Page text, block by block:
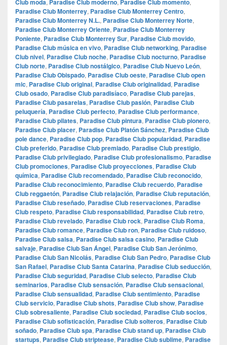
Club moda, Paradise Club moderno, Paradise Club momento,
Paradise Club Monterrey, Paradise Club Monterrey Centro,
Paradise Club Monterrey N.L., Paradise Club Monterrey Norte,
Paradise Club Monterrey Oriente, Paradise Club Monterrey
Poniente, Paradise Club Monterrey Sur, Paradise Club movido,
Paradise Club música en vivo, Paradise Club networking, Paradise
Club nivel, Paradise Club noche, Paradise Club nocturno, Paradise
Club norte, Paradise Club nostálgico, Paradise Club Nuevo León,
Paradise Club Obispado, Paradise Club oeste, Paradise Club open
mic, Paradise Club original, Paradise Club originalidad, Paradise
Club osado, Paradise Club paradisíaco, Paradise Club parejas,
Paradise Club pasarelas, Paradise Club pasión, Paradise Club
peluquería, Paradise Club perfecto, Paradise Club performance,
Paradise Club pilates, Paradise Club pintura, Paradise Club pionero,
Paradise Club placer, Paradise Club Platón Sánchez, Paradise Club
pole dance, Paradise Club pop, Paradise Club popularidad, Paradise
Club preferido, Paradise Club premiado, Paradise Club prestigio,
Paradise Club privilegiado, Paradise Club profesionalismo, Paradise
Club promociones, Paradise Club proyecciones, Paradise Club
química, Paradise Club recomendado, Paradise Club reconocido,
Paradise Club reconocimiento, Paradise Club recuerdo, Paradise
Club reggaetón, Paradise Club relajación, Paradise Club reputación,
Paradise Club reseñado, Paradise Club reservaciones, Paradise
Club respeto, Paradise Club responsabilidad, Paradise Club retro,
Paradise Club revelado, Paradise Club rock, Paradise Club Roma,
Paradise Club romance, Paradise Club ron, Paradise Club ruidoso,
Paradise Club salsa, Paradise Club salsa casino, Paradise Club
salvaje, Paradise Club San Ángel, Paradise Club San Jerónimo,
Paradise Club San Nicolás, Paradise Club San Pedro, Paradise Club
San Rafael, Paradise Club Santa Catarina, Paradise Club seducción,
Paradise Club seguridad, Paradise Club selecto, Paradise Club
seminarios, Paradise Club sensación, Paradise Club sensacional,
Paradise Club sensualidad, Paradise Club sentimiento, Paradise
Club servicio, Paradise Club shots, Paradise Club show, Paradise
Club sobresaliente, Paradise Club sociedad, Paradise Club socios,
Paradise Club sofisticación, Paradise Club solteros, Paradise Club
soñado, Paradise Club spa, Paradise Club stand up, Paradise Club
startups, Paradise Club striptease, Paradise Club sublime, Paradise